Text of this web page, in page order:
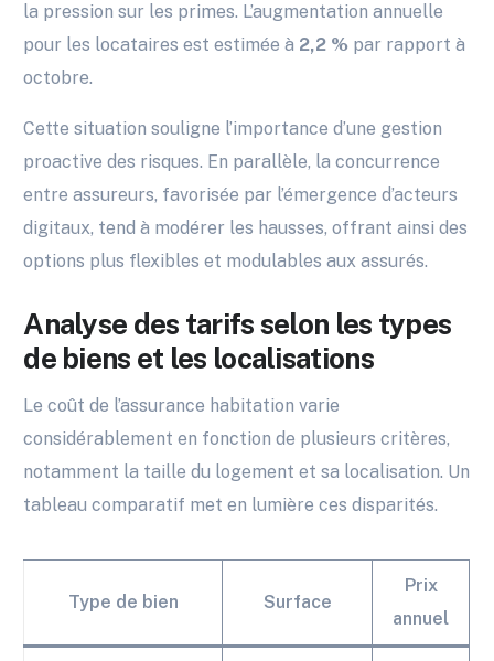
la pression sur les primes. L’augmentation annuelle
pour les locataires est estimée à 2,2 % par rapport à
octobre.
Cette situation souligne l’importance d’une gestion
proactive des risques. En parallèle, la concurrence
entre assureurs, favorisée par l’émergence d’acteurs
digitaux, tend à modérer les hausses, offrant ainsi des
options plus flexibles et modulables aux assurés.
Analyse des tarifs selon les types
de biens et les localisations
Le coût de l’assurance habitation varie
considérablement en fonction de plusieurs critères,
notamment la taille du logement et sa localisation. Un
tableau comparatif met en lumière ces disparités.
Type de bien Surface
Prix
annuel